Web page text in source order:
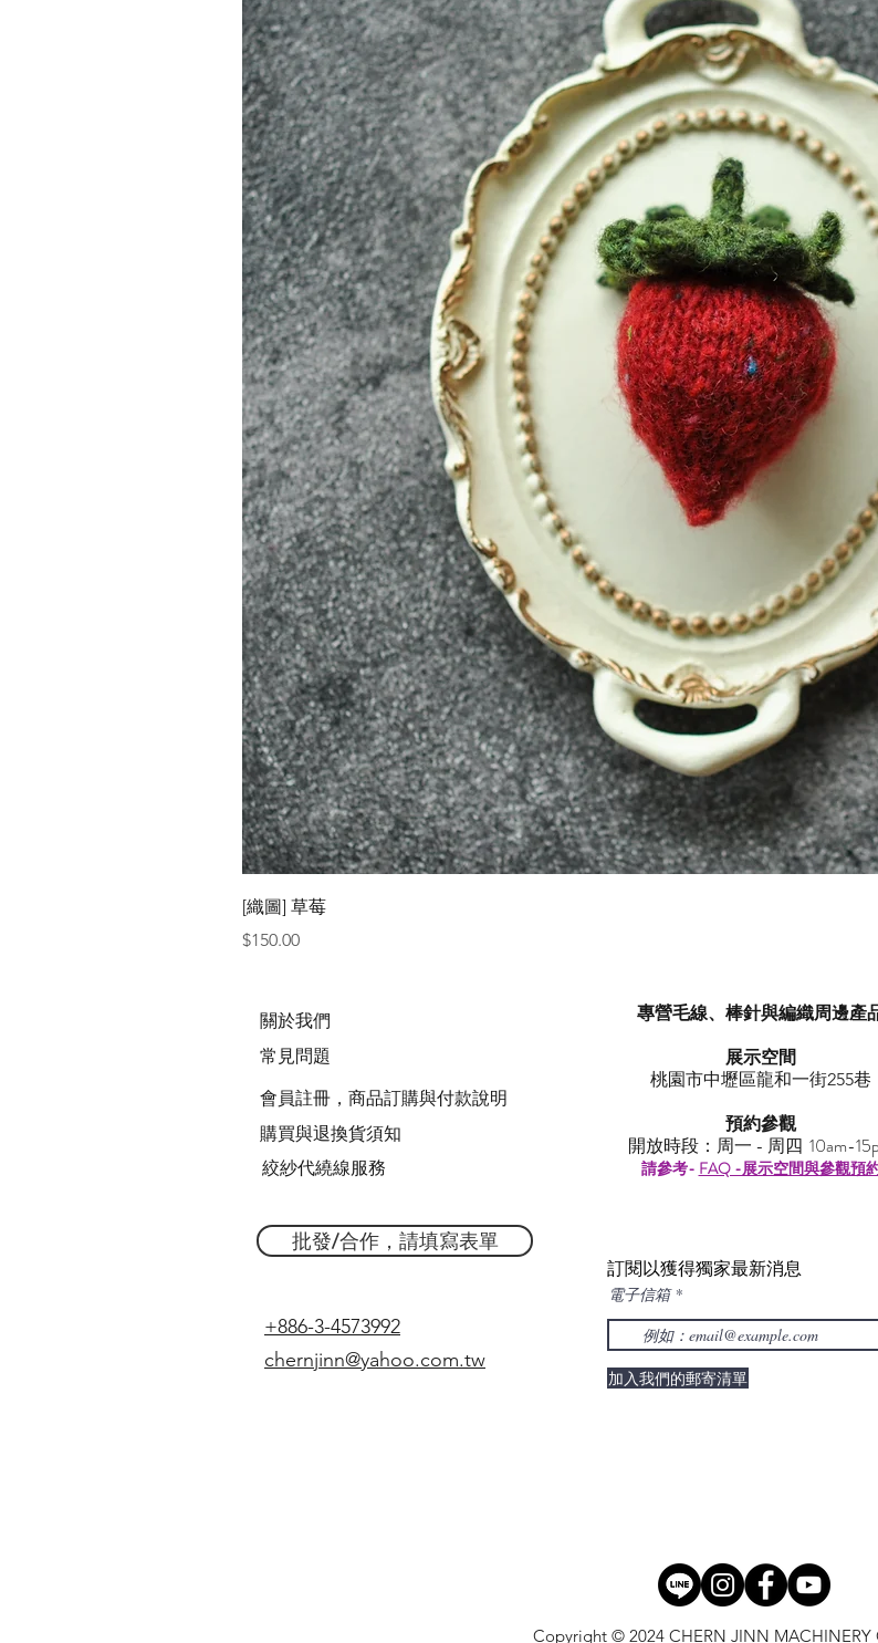
[織圖] 草莓
價格
$150.00
關於我們
常見問題
會員註冊，商品訂購與付款說明
購買與退換貨須知
絞紗代繞線服務
專營毛線、棒針與編織周邊產
展示空間
​桃園市中壢區龍和一街255巷
預約參觀
開放時段：周一 - 周四 10am-
請參考- FAQ -展示空間與參觀預
批發/合作，請填寫表單
+886-3-4573992
chernjinn@yahoo.com.tw
訂閱以獲得獨家最新消息
電子信箱
加入我們的郵寄清單
Copyright © 2024 CHERN JINN MACHINERY